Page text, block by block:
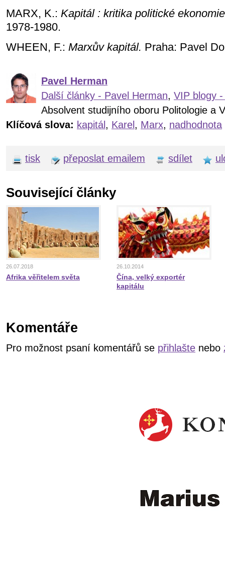
MARX, K.: Kapitál : kritika politické ekonomie
1978-1980.
WHEEN, F.: Marxův kapitál. Praha: Pavel
Pavel Herman
Další články - Pavel Herman, VIP blogy
Absolvent studijního oboru Politologie a
Klíčová slova: kapitál , Karel , Marx, nadhodnota
tisk přeposlat emailem sdílet
Související články
26.07.2018
Afrika věřitelem světa
26.10.2014
Čína, velký exportér
kapitálu
Komentáře
Pro možnost psaní komentářů se přihlašte nebo